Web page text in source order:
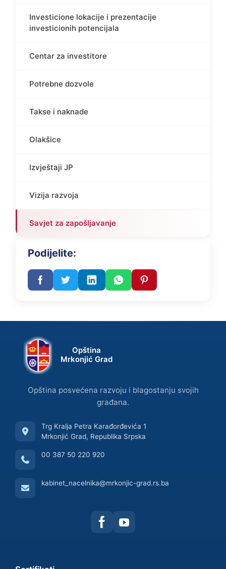
Investicione lokacije i prezentacije
investicionih potencijala
Centar za investitore
Potrebne dozvole
Takse i naknade
Olakšice
Izvještaji JP
Vizija razvoja
Savjet za zapošljavanje
Podijelite:
Opština
Mrkonjić Grad
Opština posvećena razvoju i blagostanju svojih
građana.
Trg Kralja Petra Karađorđevića 1
Mrkonjić Grad, Republika Srpska
00 387 50 220 920
kabinet_nacelnika@mrkonjic-grad.rs.ba